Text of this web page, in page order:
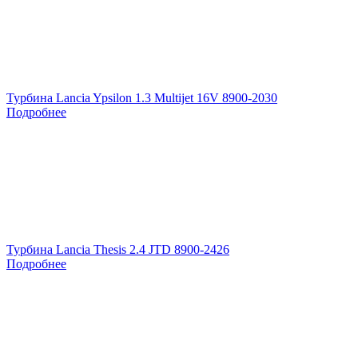
Турбина Lancia Ypsilon 1.3 Multijet 16V 8900-2030
Подробнее
Турбина Lancia Thesis 2.4 JTD 8900-2426
Подробнее